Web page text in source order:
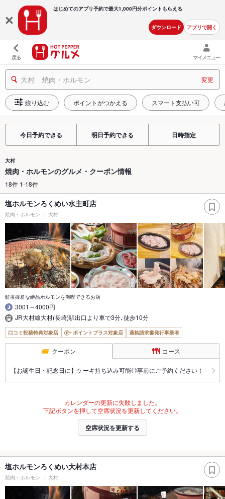
はじめてのアプリ予約で最大1,000円分ポイントもらえる
ダウンロード アプリで開く
戻る マイメニュー
大村 焼肉・ホルモン 変更
絞り込む ポイントがつかえる スマート支払い可
今日予約できる 明日予約できる 日時指定
大村
焼肉・ホルモンのグルメ・クーポン情報
18件 1-18件
塩ホルモンろくめい水主町店
焼肉・ホルモン 大村
鮮度抜群な絶品ホルモンを満喫できるお店
3001～4000円
JR大村線大村(長崎)駅出口より車で3分､徒歩10分
口コミ投稿特典対象店 ポイントプラス対象店 適格請求書発行事業者
クーポン コース
【お誕生日・記念日に】ケーキ持ち込み可能◎事前にご予約ください！
カレンダーの更新に失敗しました。
下記ボタンを押して空席状況を更新してください。
空席状況を更新する
塩ホルモンろくめい大村本店
焼肉・ホルモン 大村